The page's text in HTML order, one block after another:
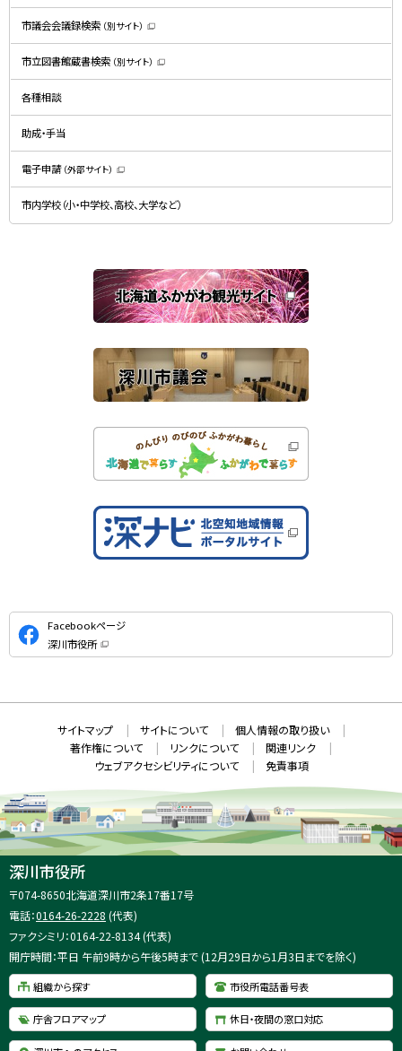
す
）
市議会会議録検索 （別サイト）
新
規
ウ
で
す
市立図書館蔵書検索 （別サイト）
新
で
す
）
各種相談
助成・手当
電子申請 （外部サイト）
新
規
ウ
ン
開
き
ま
す
）
市内学校（小・中学校、高校、大学など）
公
式
S
Facebookページ
深川市役所
（
ン
で
開
き
ま
す
メ
ニ
ュ
ー
報
サイトマップ サイトについて
個人情報の取り扱い
著作権について
リンクについて
関連リンク
ウェブアクセシビリティについて
免責事項
深川市役所
住
所
〒074-8650北海道深川市2条17番17号
電話：0164-26-2228 (代表)
ファクシミリ：0164-22-8134 (代表)
開庁時間：平日 午前9時から午後5時まで (12月29日から1月3日までを除く)
組織から探す 市役所電話番号表
庁舎フロアマップ 休日・夜間の窓口対応